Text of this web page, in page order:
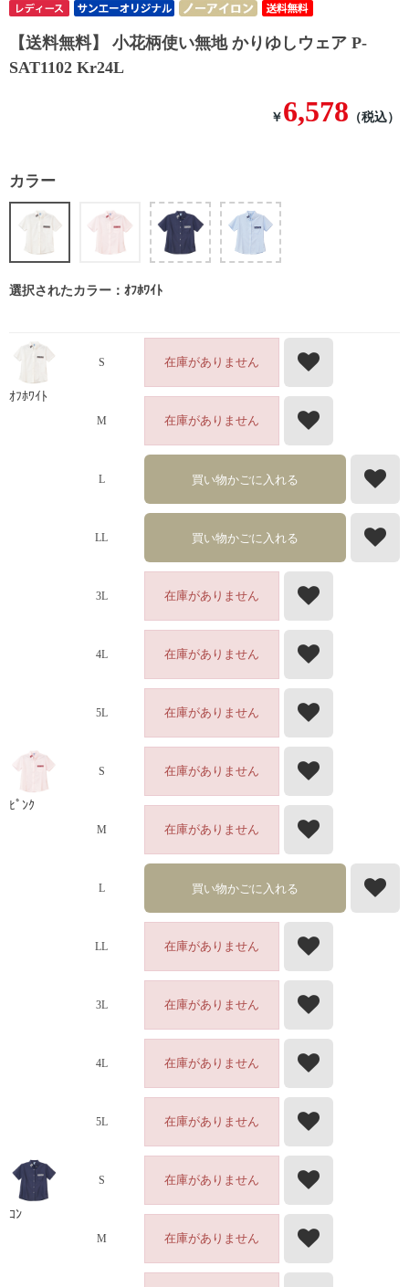
【送料無料】 小花柄使い無地 かりゆしウェア P-
SAT1102 Kr24L
￥ 6,578 （税込）
カラー
選択されたカラー：ｵﾌﾎﾜｲﾄ
ｵﾌﾎﾜｲﾄ
S 在庫がありません
M 在庫がありません
L 買い物かごに入れる
LL 買い物かごに入れる
3L 在庫がありません
4L 在庫がありません
5L 在庫がありません
ﾋﾟﾝｸ
S 在庫がありません
M 在庫がありません
L 買い物かごに入れる
LL 在庫がありません
3L 在庫がありません
4L 在庫がありません
5L 在庫がありません
ｺﾝ
S 在庫がありません
M 在庫がありません